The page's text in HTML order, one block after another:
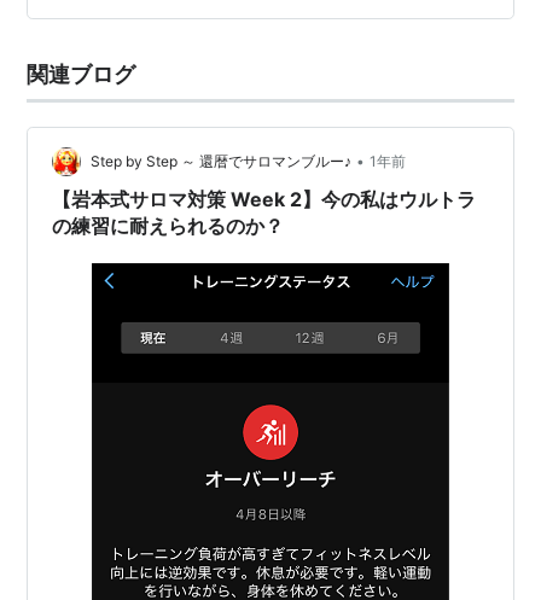
ドインソール。 当時のお値段、税抜きで5万円…
関連ブログ
Step by Step ～ 還暦でサロマンブルー♪ • 1年前
【岩本式サロマ対策 Week 2】今の私はウルトラ
の練習に耐えられるのか？